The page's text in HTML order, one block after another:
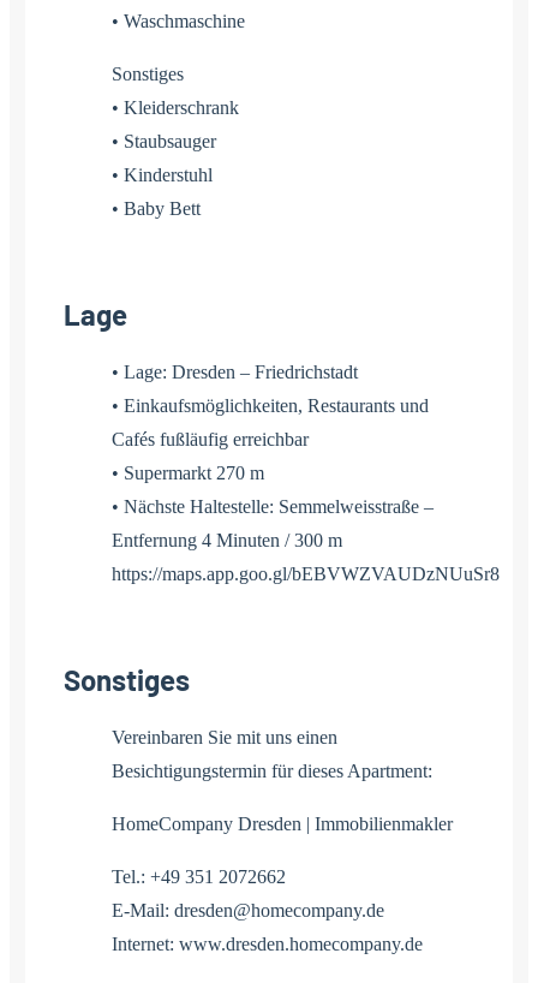
• Waschmaschine
Sonstiges
• Kleiderschrank
• Staubsauger
• Kinderstuhl
• Baby Bett
Lage
• Lage: Dresden – Friedrichstadt
• Einkaufsmöglichkeiten, Restaurants und
Cafés fußläufig erreichbar
• Supermarkt 270 m
• Nächste Haltestelle: Semmelweisstraße –
Entfernung 4 Minuten / 300 m
https://maps.app.goo.gl/bEBVWZVAUDzNUuSr8
Sonstiges
Vereinbaren Sie mit uns einen
Besichtigungstermin für dieses Apartment:
HomeCompany Dresden | Immobilienmakler
Tel.: +49 351 2072662
E-Mail: dresden@homecompany.de
Internet: www.dresden.homecompany.de